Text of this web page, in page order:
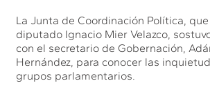
La Junta de Coordinación Política,
diputado Ignacio Mier Velazco,
con el secretario de Gobernación,
Hernández, para conocer las
grupos parlamentarios.